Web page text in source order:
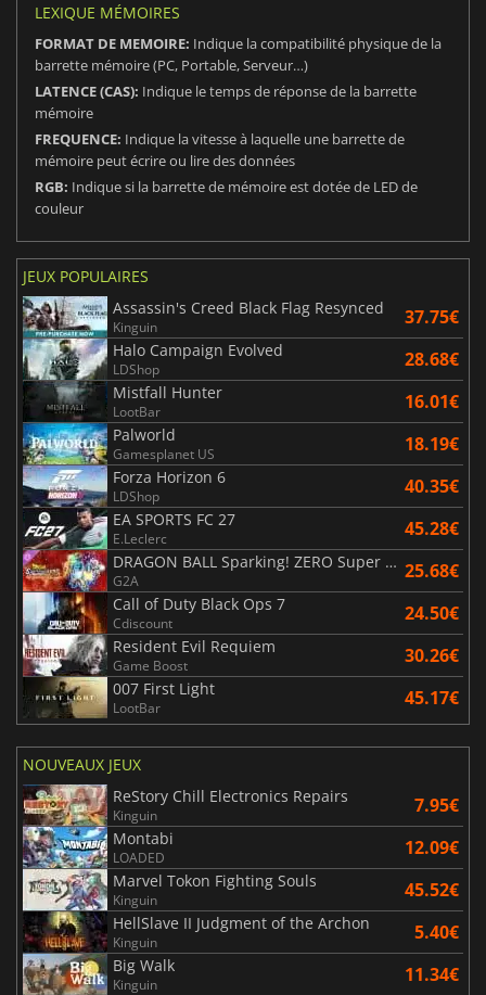
LEXIQUE MÉMOIRES
FORMAT DE MEMOIRE: Indique la compatibilité physique de la
barrette mémoire (PC, Portable, Serveur…)
LATENCE (CAS): Indique le temps de réponse de la barrette
mémoire
FREQUENCE: Indique la vitesse à laquelle une barrette de
mémoire peut écrire ou lire des données
RGB: Indique si la barrette de mémoire est dotée de LED de
couleur
JEUX POPULAIRES
Assassin's Creed Black Flag Resynced
Kinguin 37.75€
Halo Campaign Evolved
LDShop 28.68€
Mistfall Hunter
LootBar 16.01€
Palworld
Gamesplanet US 18.19€
Forza Horizon 6
LDShop 40.35€
EA SPORTS FC 27
E.Leclerc 45.28€
DRAGON BALL Sparking! ZERO Super Limit Breaking NEO
G2A 25.68€
Call of Duty Black Ops 7
Cdiscount 24.50€
Resident Evil Requiem
Game Boost 30.26€
007 First Light
LootBar 45.17€
NOUVEAUX JEUX
ReStory Chill Electronics Repairs
Kinguin 7.95€
Montabi
LOADED 12.09€
Marvel Tokon Fighting Souls
Kinguin 45.52€
HellSlave II Judgment of the Archon
Kinguin 5.40€
Big Walk
Kinguin 11.34€